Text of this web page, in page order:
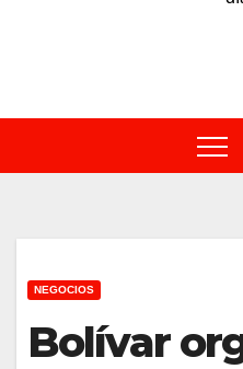
NEGOCIOS
Bolívar